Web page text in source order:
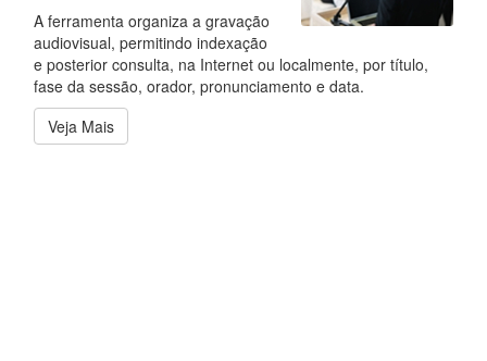
A ferramenta organiza a gravação
audiovisual, permitindo indexação
e posterior consulta, na Internet ou localmente, por título,
fase da sessão, orador, pronunciamento e data.
Veja Mais